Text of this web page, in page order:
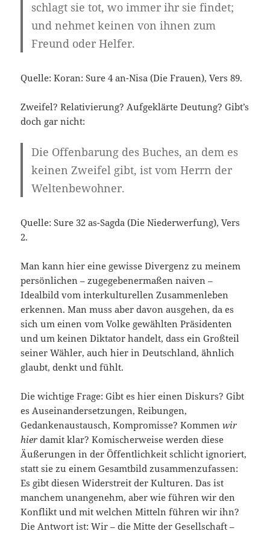
schlagt sie tot, wo immer ihr sie findet;
und nehmet keinen von ihnen zum
Freund oder Helfer.
Quelle: Koran: Sure 4 an-Nisa (Die Frauen), Vers 89.
Zweifel? Relativierung? Aufgeklärte Deutung? Gibt’s
doch gar nicht:
Die Offenbarung des Buches, an dem es
keinen Zweifel gibt, ist vom Herrn der
Weltenbewohner.
Quelle: Sure 32 as-Sagda (Die Niederwerfung), Vers
2.
Man kann hier eine gewisse Divergenz zu meinem
persönlichen – zugegebenermaßen naiven –
Idealbild vom interkulturellen Zusammenleben
erkennen. Man muss aber davon ausgehen, da es
sich um einen vom Volke gewählten Präsidenten
und um keinen Diktator handelt, dass ein Großteil
seiner Wähler, auch hier in Deutschland, ähnlich
glaubt, denkt und fühlt.
Die wichtige Frage: Gibt es hier einen Diskurs? Gibt
es Auseinandersetzungen, Reibungen,
Gedankenaustausch, Kompromisse? Kommenwir
hier damit klar? Komischerweise werden diese
Äußerungen in der Öffentlichkeit schlicht ignoriert,
statt sie zu einem Gesamtbild zusammenzufassen:
Es gibt diesen Widerstreit der Kulturen. Das ist
manchem unangenehm, aber wie führen wir den
Konflikt und mit welchen Mitteln führen wir ihn?
Die Antwort ist: Wir – die Mitte der Gesellschaft –